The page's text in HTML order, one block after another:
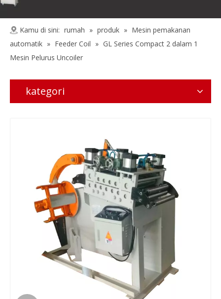
Kamu di sini: rumah » produk » Mesin pemakanan
automatik » Feeder Coil » GL Series Compact 2 dalam 1
Mesin Pelurus Uncoiler
kategori